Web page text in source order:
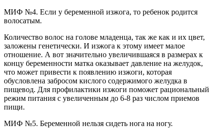
МИФ №4. Если у беременной изжога, то ребенок родится
волосатым.
Количество волос на голове младенца, так же как и их цвет,
заложены генетически. И изжога к этому имеет малое
отношение. А вот значительно увеличившаяся в размерах к
концу беременности матка оказывает давление на желудок,
что может привести к появлению изжоги, которая
обусловлена забросом кислого содержимого желудка в
пищевод. Для профилактики изжоги поможет рациональный
режим питания с увеличенным до 6-8 раз числом приемов
пищи.
МИФ №5. Беременной нельзя сидеть нога на ногу.